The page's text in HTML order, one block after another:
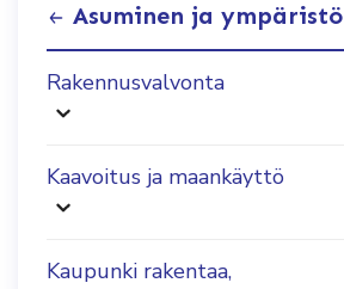
Asuminen ja ympäristö
Rakennusvalvonta
Kaavoitus ja maankäyttö
Kaupunki rakentaa,